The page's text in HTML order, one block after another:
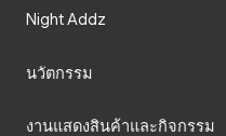
Night Addz
นวัตกรรม
งานแสดงสินค้าและกิจกรรม